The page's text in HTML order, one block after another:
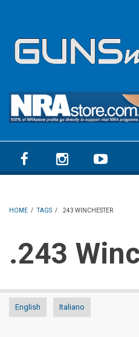
HOME / TAGS / .243 WINCHESTER
.243
English Italiano